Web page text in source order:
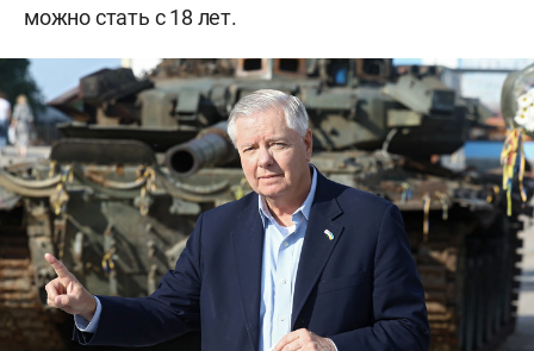
можно стать с 18 лет.